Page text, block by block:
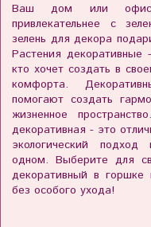
Ваш дом или
привлекательнее с
зелень для декора
Растения
кто хочет создать в
комфорта.
помогают создать
жизненное
декоративная - это
экологический
одном. Выберите для
декоративный в горшке
без особого ухода!